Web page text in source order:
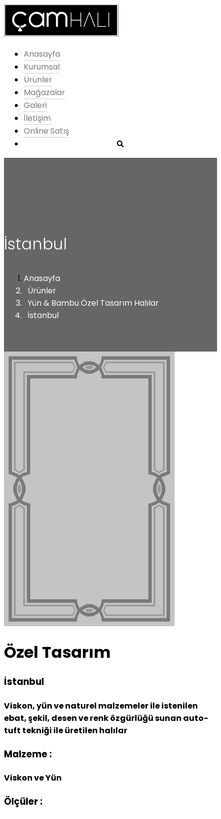
Anasayfa
Kurumsal
Ürünler
Mağazalar
Galeri
İletişim
Online Satış
İstanbul
Anasayfa
Ürünler
Yün & Bambu Özel Tasarım Halılar
İstanbul
Özel Tasarım
İstanbul
Viskon, yün ve naturel malzemeler ile istenilen
ebat, şekil, desen ve renk özgürlüğü sunan auto-
tuft tekniği ile üretilen halılar
Malzeme :
Viskon ve Yün
Ölçüler :